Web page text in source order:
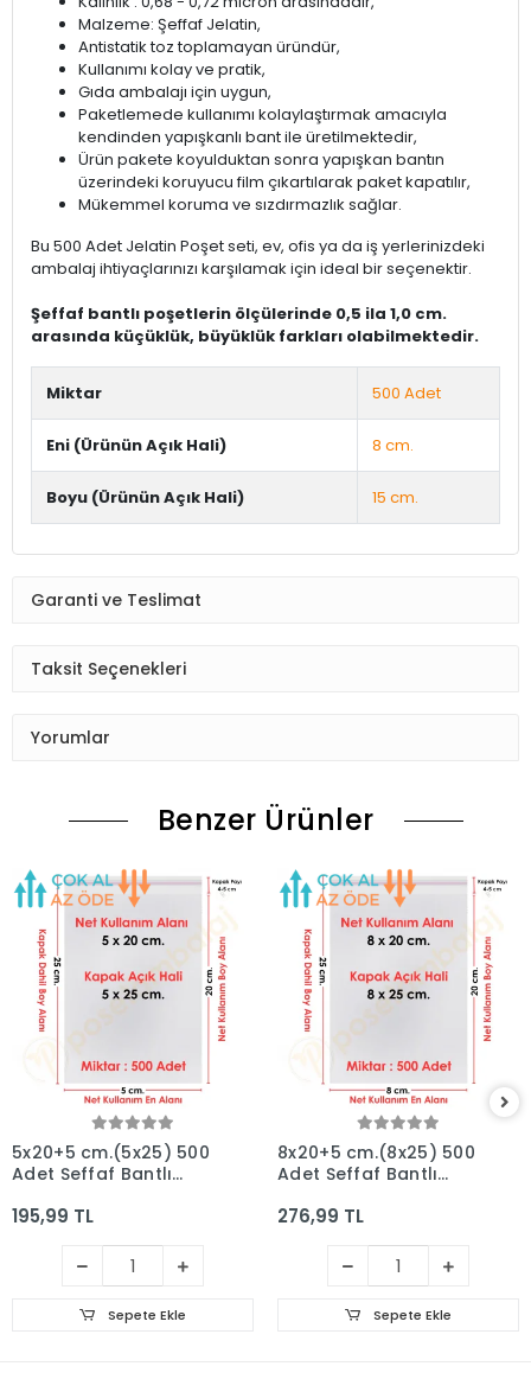
Malzeme: Şeffaf Jelatin,
Antistatik toz toplamayan üründür,
Kullanımı kolay ve pratik,
Gıda ambalajı için uygun,
Paketlemede kullanımı kolaylaştırmak amacıyla
kendinden yapışkanlı bant ile üretilmektedir,
Ürün pakete koyulduktan sonra yapışkan bantın
üzerindeki koruyucu film çıkartılarak paket kapatılır,
Mükemmel koruma ve sızdırmazlık sağlar.
Bu 500 Adet Jelatin Poşet seti, ev, ofis ya da iş yerlerinizdeki
ambalaj ihtiyaçlarınızı karşılamak için ideal bir seçenektir.
Şeffaf bantlı poşetlerin ölçülerinde 0,5 ila 1,0 cm.
arasında küçüklük, büyüklük farkları olabilmektedir.
Miktar 500 Adet
Eni (Ürünün Açık Hali) 8 cm.
Boyu (Ürünün Açık Hali) 15 cm.
Garanti ve Teslimat
Taksit Seçenekleri
Yorumlar
Benzer Ürünler
5x20+5 cm.(5x25) 500
Adet Şeffaf Bantlı
Poşet
195,99 TL
Sepete Ekle
8x20+5 cm.(8x25) 500
Adet Şeffaf Bantlı
Poşet
276,99 TL
Sepete Ekle